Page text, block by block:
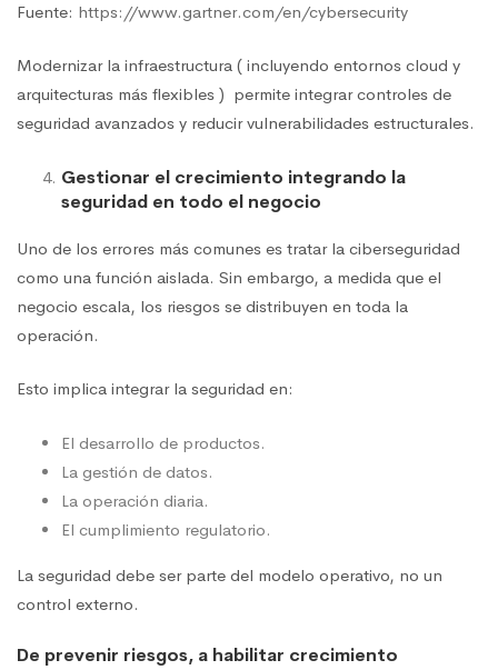
Fuente: https://www.gartner.com/en/cybersecurity
Modernizar la infraestructura ( incluyendo entornos cloud y
arquitecturas más flexibles ) permite integrar controles de
seguridad avanzados y reducir vulnerabilidades estructurales.
Gestionar el crecimiento integrando la
seguridad en todo el negocio
Uno de los errores más comunes es tratar la ciberseguridad
como una función aislada. Sin embargo, a medida que el
negocio escala, los riesgos se distribuyen en toda la
operación.
Esto implica integrar la seguridad en:
El desarrollo de productos.
La gestión de datos.
La operación diaria.
El cumplimiento regulatorio.
La seguridad debe ser parte del modelo operativo, no un
control externo.
De prevenir riesgos, a habilitar crecimiento